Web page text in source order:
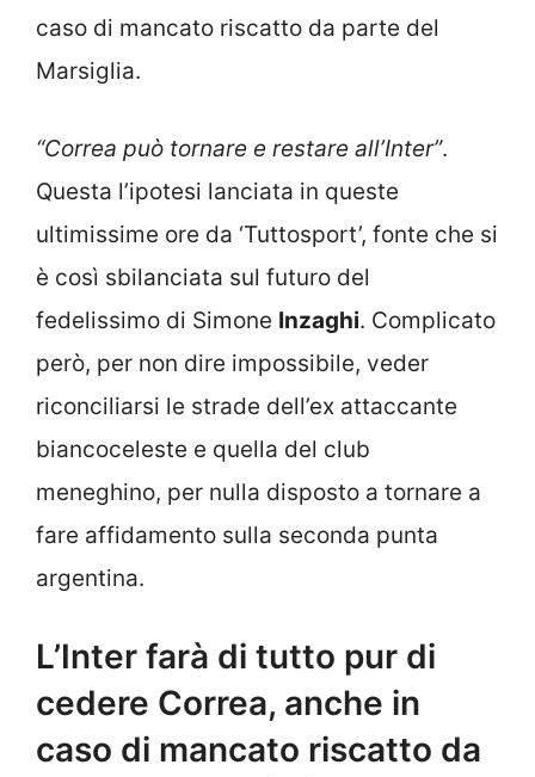
caso di mancato riscatto da parte del
Marsiglia.
“Correa può tornare e restare all’Inter”.
Questa l’ipotesi lanciata in queste
ultimissime ore da ‘Tuttosport’, fonte che si
è così sbilanciata sul futuro del
fedelissimo di Simone Inzaghi. Complicato
però, per non dire impossibile, veder
riconciliarsi le strade dell’ex attaccante
biancoceleste e quella del club
meneghino, per nulla disposto a tornare a
fare affidamento sulla seconda punta
argentina.
L’Inter farà di tutto pur di
cedere Correa, anche in
caso di mancato riscatto da